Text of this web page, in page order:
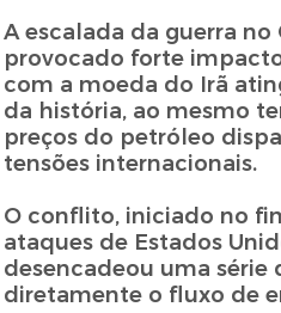
A escalada da guerra
provocado forte
com a moeda do Irã
da história, ao mesmo
preços do petróleo
tensões internacionais.
O conflito, iniciado no
ataques de Estados
desencadeou uma série
diretamente o fluxo de